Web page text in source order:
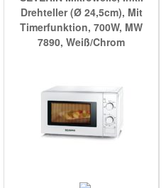
Drehteller (Ø 24,5cm), Mit
Timerfunktion, 700W, MW
7890, Weiß/Chrom